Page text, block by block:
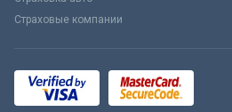
Страховые компании